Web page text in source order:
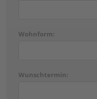
Wohnform:
Wunschtermin: